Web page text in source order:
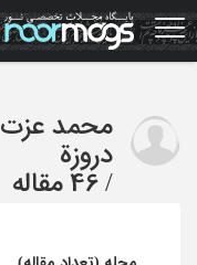
Skip
to
main
محمد عزت
دروزة
/ 46 مقاله